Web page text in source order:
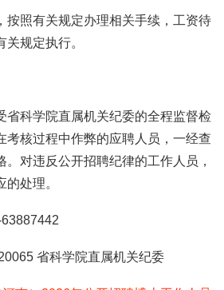
按照有关规定办理相关手续，工资待
规定执行。
省科学院直属机关纪委的全程监督检
考核过程中作弊的应聘人员，一经查
。对违反公开招聘纪律的工作人员，
处理。
省科学院直属机关纪委